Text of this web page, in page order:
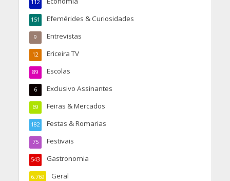
112
Efemérides & Curiosidades
151
Entrevistas
9
Ericeira TV
12
Escolas
89
Exclusivo Assinantes
6
Feiras & Mercados
69
Festas & Romarias
182
Festivais
75
Gastronomia
543
Geral
6.769